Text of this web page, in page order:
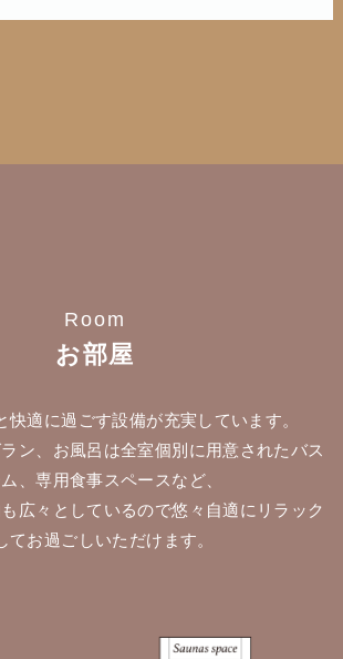
Room
お部屋
快適に過ごす設備が充実しています。
ン、お風呂は全室個別に用意されたバス
、専用食事スペースなど、
広々としているので悠々自適にリラック
てお過ごしいただけます。